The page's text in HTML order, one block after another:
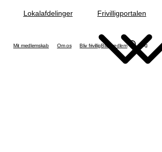
Lokalafdelinger Frivilligportalen
Mit medlemskab Om os Bliv frivilligBliv medlem Søg